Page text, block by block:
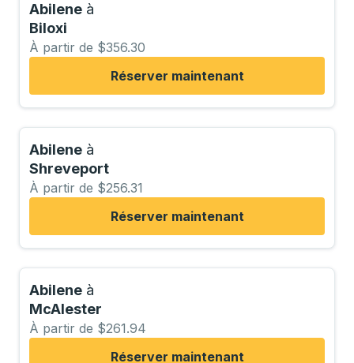
Abilene à
Biloxi
À partir de $356.30
Réserver maintenant
Abilene à
Shreveport
À partir de $256.31
Réserver maintenant
Abilene à
McAlester
À partir de $261.94
Réserver maintenant